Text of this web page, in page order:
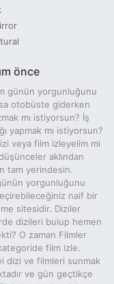
önce
günün yorgunluğunu
otobüste giderken
mı istiyorsun? İş
yapmak mı istiyorsun?
veya film izleyelim mi
aklından
tam yerindesin.
yorgunluğunu
naif bir
sitesidir. Diziler
dizileri bulup hemen
O zaman Filmler
film izle.
dizi ve filmleri sunmak
ve gün geçtikçe